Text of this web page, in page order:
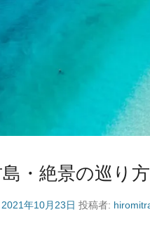
島・絶景の巡
2021年10月23日 投稿者: